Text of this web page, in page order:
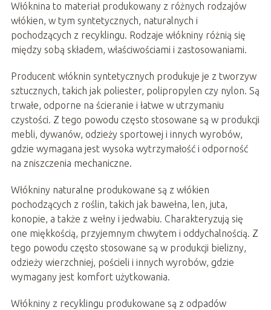
Włóknina to materiał produkowany z różnych rodzajów
włókien, w tym syntetycznych, naturalnych i
pochodzących z recyklingu. Rodzaje włókniny różnią się
między sobą składem, właściwościami i zastosowaniami.
Producent włóknin syntetycznych produkuje je z tworzyw
sztucznych, takich jak poliester, polipropylen czy nylon. Są
trwałe, odporne na ścieranie i łatwe w utrzymaniu
czystości. Z tego powodu często stosowane są w produkcji
mebli, dywanów, odzieży sportowej i innych wyrobów,
gdzie wymagana jest wysoka wytrzymałość i odporność
na zniszczenia mechaniczne.
Włókniny naturalne produkowane są z włókien
pochodzących z roślin, takich jak bawełna, len, juta,
konopie, a także z wełny i jedwabiu. Charakteryzują się
one miękkością, przyjemnym chwytem i oddychalnością. Z
tego powodu często stosowane są w produkcji bielizny,
odzieży wierzchniej, pościeli i innych wyrobów, gdzie
wymagany jest komfort użytkowania.
Włókniny z recyklingu produkowane są z odpadów